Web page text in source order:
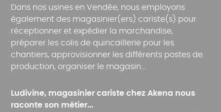
Dans nos usines en Vendée, nous employons
également des magasinier(ers) cariste(s) pour
réceptionner et expédier la marchandise,
préparer les colis de quincaillerie pour les
chantiers, approvisionner les différents postes de
production, organiser le magasin...
Ludivine, magasinier cariste chez Akena nous
raconte son métier...